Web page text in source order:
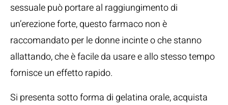
sessuale può portare al raggiungimento di
un’erezione forte, questo farmaco non è
raccomandato per le donne incinte o che stanno
allattando, che è facile da usare e allo stesso tempo
fornisce un effetto rapido.
Si presenta sotto forma di gelatina orale, acquista